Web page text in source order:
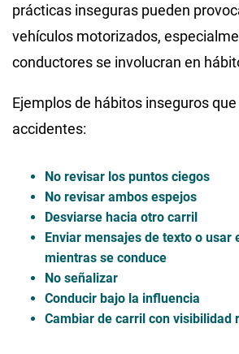
prácticas inseguras pueden
vehículos motorizados,
conductores se involucran en
Ejemplos de hábitos inseguros
accidentes:
No revisar los puntos ciegos
No revisar ambos espejos
Desviarse hacia otro carril
Enviar mensajes de texto o usar
mientras se conduce
No señalizar
Conducir bajo la influencia
Cambiar de carril con visibilidad